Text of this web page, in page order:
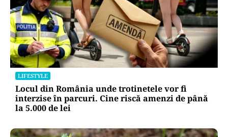
LIFESTYLE
Locul din România unde trotinetele vor fi
interzise în parcuri. Cine riscă amenzi de până
la 5.000 de lei